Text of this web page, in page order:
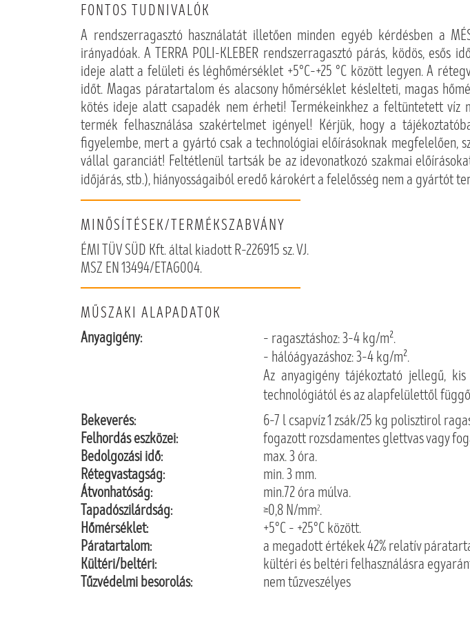
FONTOS TUDNIVALÓK
A rendszerragasztó használatát illetően minden egyéb kérdésben a
irányadóak. A TERRA POLI-KLEBER rendszerragasztó párás, ködös,
ideje alatt a felületi és léghőmérséklet +5°C–+25 °C között legyen. A
időt. Magas páratartalom és alacsony hőmérséklet késlelteti, magas
kötés ideje alatt csapadék nem érheti! Termékeinkhez a feltüntetett víz
termék felhasználása szakértelmet igényel! Kérjük, hogy a
figyelembe, mert a gyártó csak a technológiai előírásoknak
vállal garanciát! Feltétlenül tartsák be az idevonatkozó szakmai
időjárás, stb.), hiányosságaiból eredő károkért a felelősség nem a gyártót
MINŐSÍTÉSEK/TERMÉKSZABVÁNY
ÉMI TÜV SÜD Kft. által kiadott R–226915 sz. VJ.
MSZ EN 13494/ETAG004.
MŰSZAKI ALAPADATOK
Anyagigény:
– ragasztáshoz: 3–4 kg/m².
– hálóágyazáshoz: 3–4 kg/m².
Az anyagigény tájékoztató jellegű,
technológiától és az alapfelülettől
Bekeverés:
6–7 l csapvíz 1 zsák/25 kg polisztirol
Felhordás eszközei:
fogazott rozsdamentes glettvas vagy
Bedolgozási idő:
max. 3 óra.
Rétegvastagság:
min. 3 mm.
Átvonhatóság:
min.72 óra múlva.
Tapadószilárdság:
≥0,8 N/mm2.
Hőmérséklet:
+5°C – +25°C között.
Páratartalom:
a megadott értékek 42% relatív
Kültéri/beltéri:
kültéri és beltéri felhasználásra
Tűzvédelmi besorolás:
nem tűzveszélyes